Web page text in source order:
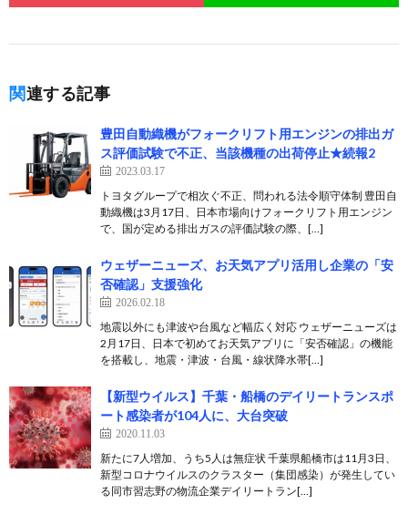
関連する記事
豊田自動織機がフォークリフト用エンジンの排出ガ
ス評価試験で不正、当該機種の出荷停止★続報2
2023.03.17
トヨタグループで相次ぐ不正、問われる法令順守体制 豊田自
動織機は3月17日、日本市場向けフォークリフト用エンジン
で、国が定める排出ガスの評価試験の際、[…]
ウェザーニューズ、お天気アプリ活用し企業の「安
否確認」支援強化
2026.02.18
地震以外にも津波や台風など幅広く対応 ウェザーニューズは
2月17日、日本で初めてお天気アプリに「安否確認」の機能
を搭載し、地震・津波・台風・線状降水帯[…]
【新型ウイルス】千葉・船橋のデイリートランスポ
ート感染者が104人に、大台突破
2020.11.03
新たに7人増加、うち5人は無症状 千葉県船橋市は11月3日、
新型コロナウイルスのクラスター（集団感染）が発生してい
る同市習志野の物流企業デイリートラン[…]